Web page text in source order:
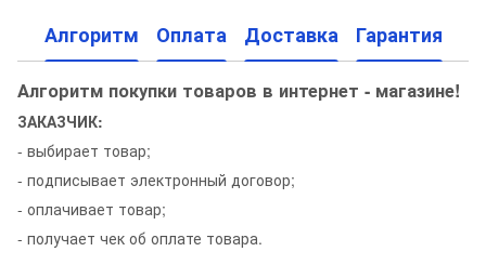
Алгоритм Оплата Доставка Гарантия
Алгоритм покупки товаров в интернет - магазине!
ЗАКАЗЧИК:
- выбирает товар;
- подписывает электронный договор;
- оплачивает товар;
- получает чек об оплате товара.